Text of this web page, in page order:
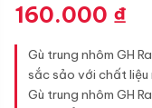
160.000 ₫
Gù trung nhôm GH
sắc sảo với chất liệu
Gù trung nhôm GH